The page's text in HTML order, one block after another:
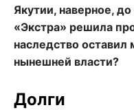
Якутии, наверное,
«Экстра» решила
наследство
нынешней власти?
Долги